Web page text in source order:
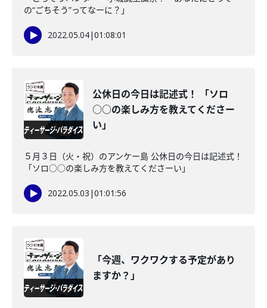
の“ごちそう”ってなーに？」
2022.05.04|01:08:01
公休日の今日は記述式！ 「ソロ
○○の楽しみ方を教えてくださー
い」
５月３日（火・祝）のアンケー島 公休日の今日は記述式！
「ソロ○○の楽しみ方を教えてくださーい」
2022.05.03 |01:01:56
「今週、ワクワクする予定があり
ますか？」